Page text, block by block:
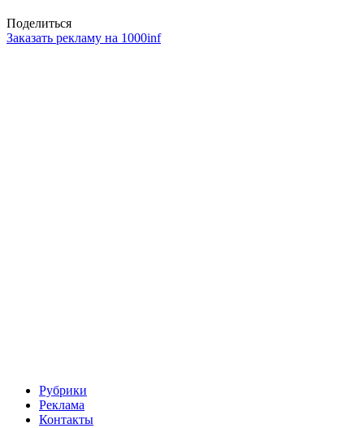
Поделиться
Заказать рекламу на 1000inf
Рубрики
Реклама
Контакты